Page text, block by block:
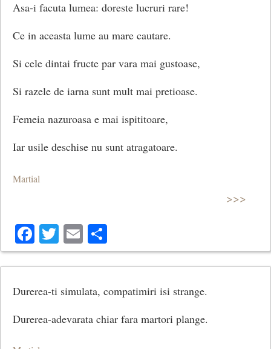
Asa-i facuta lumea: doreste lucruri rare!
Ce in aceasta lume au mare cautare.
Si cele dintai fructe par vara mai gustoase,
Si razele de iarna sunt mult mai pretioase.
Femeia nazuroasa e mai ispititoare,
Iar usile deschise nu sunt atragatoare.
Martial
>>>
Facebook
Twitter
Email
Durerea-ti simulata, compatimiri isi strange.
Durerea-adevarata chiar fara martori plange.